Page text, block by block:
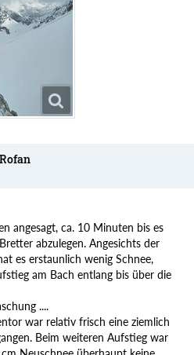
angesagt, ca. 10 Minuten bis es
abzulegen. Angesichts der
es erstaunlich wenig Schnee,
am Bach entlang bis über die
....
war relativ frisch eine ziemlich
Beim weiteren Aufstieg war